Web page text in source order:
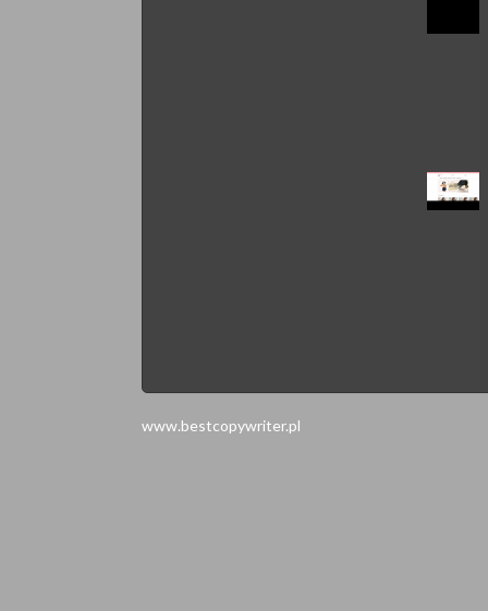
www.bestcopywriter.pl